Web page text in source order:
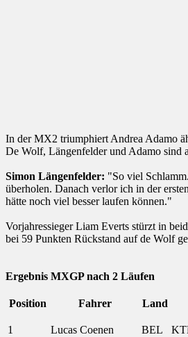
In der MX2 triumphiert Andrea Adamo
De Wolf, Längenfelder und Adamo sind
Simon Längenfelder: "So viel
überholen. Danach verlor ich in der
hätte noch viel besser laufen können."
Vorjahressieger Liam Everts stürzt in
bei 59 Punkten Rückstand auf de Wolf
Ergebnis MXGP nach 2 Läufen
Position Fahrer Land
1 Lucas Coenen BEL